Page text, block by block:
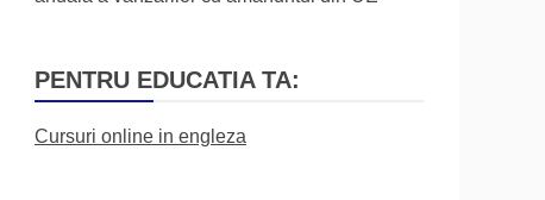
PENTRU EDUCATIA TA:
Cursuri online in engleza